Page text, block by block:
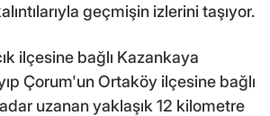
geçmişin izlerini taşıyor.
ilçesine bağlı Kazankaya
Çorum'un Ortaköy ilçesine bağlı
uzanan yaklaşık 12 kilometre